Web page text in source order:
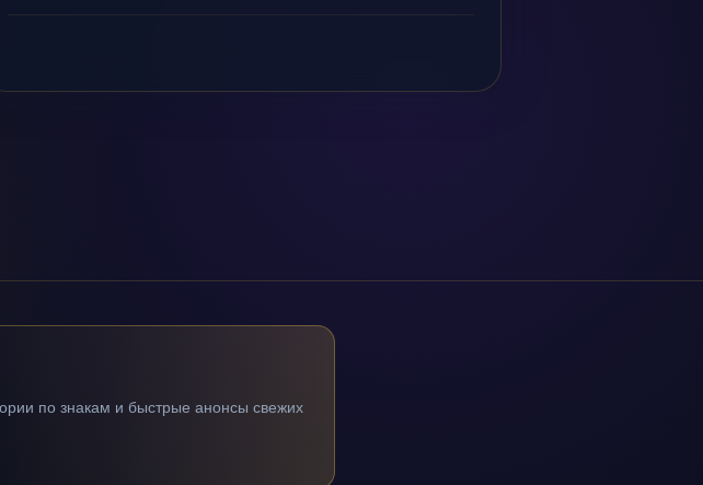
по знакам и быстрые анонсы свежих